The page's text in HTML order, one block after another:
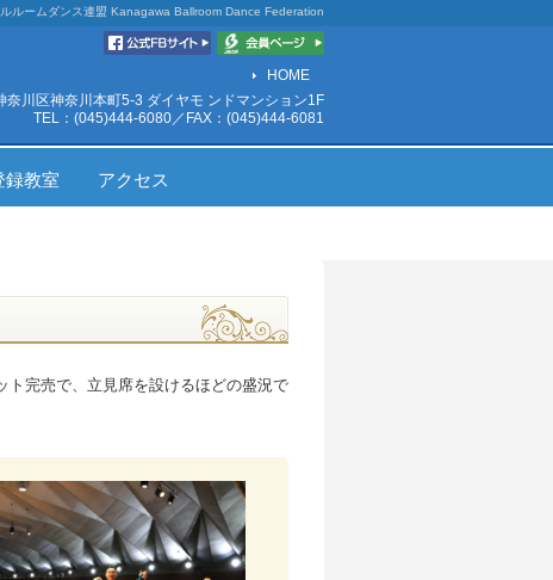
ルームダンス連盟 Kanagawa Ballroom Dance Federation
HOME
川区神奈川本町5-3 ダイヤモ ンドマンション1F
TEL：(045)444-6080／FAX：(045)444-6081
録教室 アクセス
ト完売で、立見席を設けるほどの盛況で